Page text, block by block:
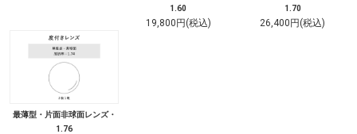
1.60
19,800円(税込)
1.70
26,400円(税込)
最薄型・片面非球面レンズ・
1.76